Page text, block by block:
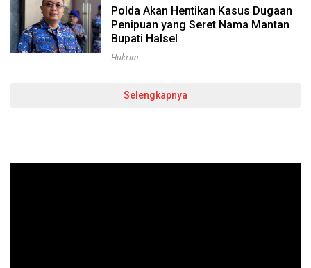
Polda Akan Hentikan Kasus Dugaan
Penipuan yang Seret Nama Mantan
Bupati Halsel
Hukrim
Selengkapnya